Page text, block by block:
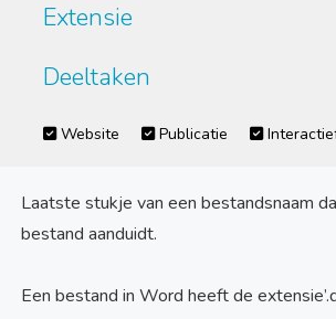
Extensie
Deeltaken
Website Publicatie
Laatste stukje van een bestandsnaam
bestand aanduidt.
Een bestand in Word heeft de